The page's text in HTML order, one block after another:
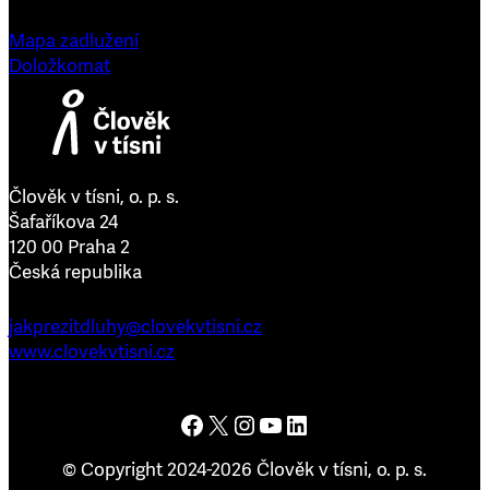
Mapa zadlužení
Doložkomat
Člověk v tísni, o. p. s.
Šafaříkova 24
120 00 Praha 2
Česká republika
jakprezitdluhy@clovekvtisni.cz
www.clovekvtisni.cz
Člověk v tísni na Facebooku Člověk v tísni na platformě X Člověk v tísni na Instagramu Člověk v tísni na YouTube Člověk v tísni na LinkedInu
© Copyright 2024-2026 Člověk v tísni, o. p. s.